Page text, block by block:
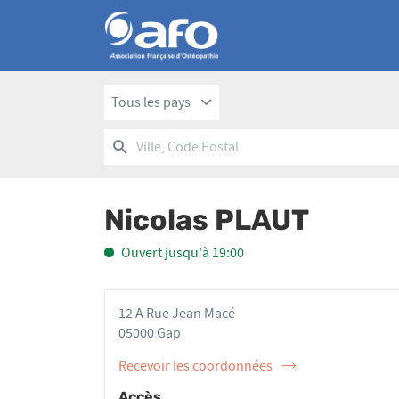
Tous les pays
Ville,RECHERCHER
UN
AFO
Nicolas PLAUT
Ouvert jusqu'à 19:00
12 A Rue Jean Macé
05000 Gap
Recevoir les coordonnées
de
l'ostéopathe